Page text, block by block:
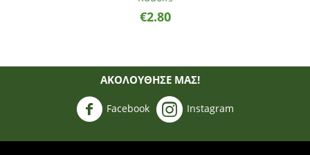
€2.80
ΑΚΟΛΟΥΘΗΣΈ ΜΑΣ!
Facebook Instagram